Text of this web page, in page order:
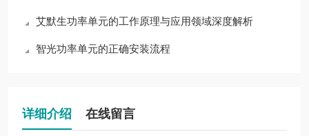
艾默生功率单元的工作原理与应用领域深度解析
智光功率单元的正确安装流程
详细介绍 在线留言